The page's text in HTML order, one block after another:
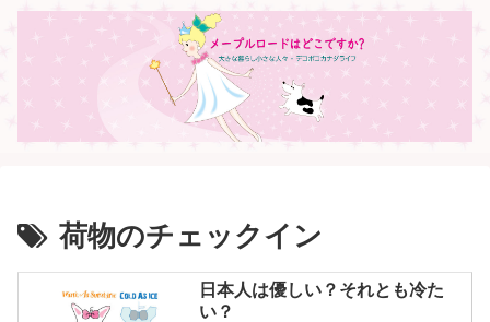
荷物のチェックイン
日本人は優しい？それとも冷た
い？